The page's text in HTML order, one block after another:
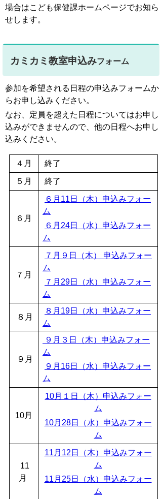
場合はこども保健課ホームページでお知ら
せします。
カミカミ教室申込みフォーム
参加を希望される日程の申込みフォームか
らお申し込みください。
なお、定員を超えた日程についてはお申し
込みができませんので、他の日程へお申し
込みください。
４月 終了
５月 終了
６月
６月11日（木）申込みフォー
ム
６月24日（水）申込みフォー
ム
７月
７月９日（木） 申込みフォー
ム
７月29日（水）申込みフォー
ム
８月
８月19日（水）申込みフォー
ム
９月
９月３日（木） 申込みフォー
ム
９月16日（水）申込みフォー
ム
10月
10月１日（木）申込みフォー
ム
10月28日（水）申込みフォー
ム
11
月
11月12日（木）申込みフォー
ム
11月25日（水）申込みフォー
ム